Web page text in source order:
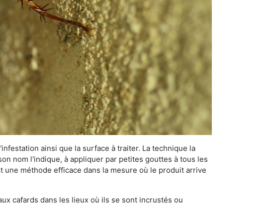
ainsi que la surface à traiter. La technique la
nom l'indique, à appliquer par petites gouttes à tous les
méthode efficace dans la mesure où le produit arrive
cafards dans les lieux où ils se sont incrustés ou